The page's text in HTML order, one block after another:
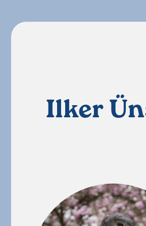
Ilker